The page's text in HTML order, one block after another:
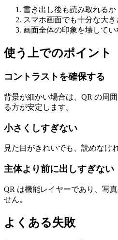
書き出し後も読み取れるか
スマホ画面でも十分な大き
画面全体の印象を壊してい
使う上でのポイント
コントラストを確保する
背景が細かい場合は、QR の周
る方が安定します。
小さくしすぎない
見た目がきれいでも、読めなけ
主体より前に出しすぎない
QR は機能レイヤーであり、写
せん。
よくある失敗